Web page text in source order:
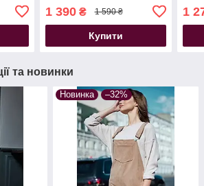
1 390₴ 1 590 ₴
Купити
1
та новинки
Новинка –32%